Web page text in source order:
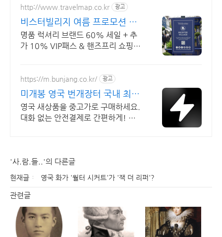
http://www.travelmap.co.kr 광고
비스터빌리지 여름 프로모션 VIP
패스 10% 할인쿠폰
명품 럭셔리 브랜드 60% 세일 + 추
가 10% VIP패스 & 핸즈프리 쇼핑
https://m.bunjang.co.kr/ 광고
미개봉 영국 번개장터 국내 최대
브랜드 중고거래
영국 새상품을 중고가로 구매하세요.
대화 없는 안전결제로 간편하게! 전
'사.람.들..'의 다른글
현재글 영국 화가 '월터 시커트'가 '잭 더 리퍼'?
관련글